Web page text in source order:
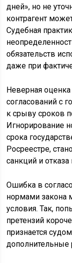
дней», но не
контрагент
Судебная
обязательств
даже при
Неверная
согласований с
к срыву сроков
Игнорирование
срока
Росреестре,
санкций и
Ошибка в
нормами закона
условия. Так,
претензий
признается
дополнительные